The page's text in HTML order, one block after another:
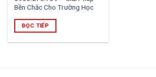
Bền Chắc Cho Trường Học
ĐỌC TIẾP